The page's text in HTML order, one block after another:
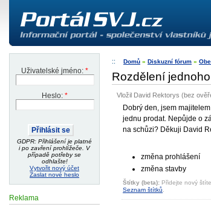
Uživatelské jméno: *
Heslo: *
GDPR: Přihlášení je platné
i po zavření prohlížeče. V
případě potřeby se
odhlašte!
Vytvořit nový účet
Zaslat nové heslo
Reklama
Domů » Diskuzní fórum »
Rozdělení
Vložil David Rektorys (bez
Dobrý den, jsem
jednu prodat. Nepůjde o
na schůzi? Děkuji David
změna prohlášení
změna stavby
Štítky (beta): Přidejte nový
Seznam štítků